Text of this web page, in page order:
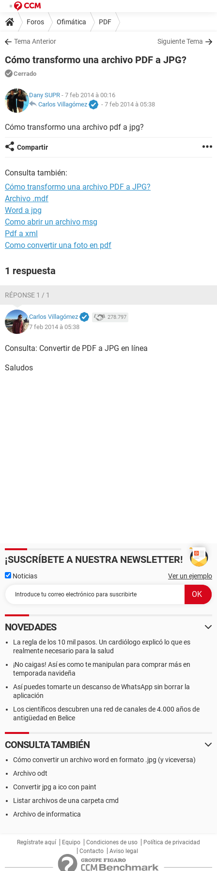
Foros Ofimática PDF
Tema Anterior Siguiente Tema
Cómo transformo una archivo PDF a JPG?
Cerrado
Dany SUPR - 7 feb 2014 à 00:16
Carlos Villagómez
- 7 feb 2014 à 05:38
Cómo transformo una archivo pdf a jpg?
Compartir
Consulta también:
Cómo transformo una archivo PDF a JPG?
Archivo .mdf
Word a jpg
Como abrir un archivo msg
Pdf a xml
Como convertir una foto en pdf
1 respuesta
RÉPONSE 1 / 1
Carlos Villagómez 278.797
7 feb 2014 à 05:38
Consulta: Convertir de PDF a JPG en línea
Saludos
¡SUSCRÍBETE A NUESTRA NEWSLETTER!
Noticias Ver un ejemplo
NOVEDADES
La regla de los 10 mil pasos. Un cardiólogo explicó lo que es
realmente necesario para la salud
¡No caigas! Así es como te manipulan para comprar más en
temporada navideña
Así puedes tomarte un descanso de WhatsApp sin borrar la
aplicación
Los científicos descubren una red de canales de 4.000 años de
antigüedad en Belice
CONSULTA TAMBIÉN
Cómo convertir un archivo word en formato .jpg (y viceversa)
Archivo odt
Convertir jpg a ico con paint
Listar archivos de una carpeta cmd
Archivo de informatica
Regístrate aquí Equipo Condiciones de uso
Política de privacidad
Contacto
Aviso legal